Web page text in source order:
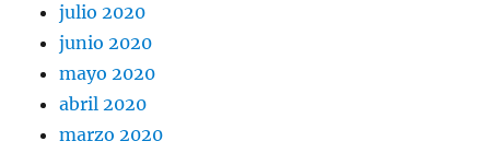
julio 2020
junio 2020
mayo 2020
abril 2020
marzo 2020